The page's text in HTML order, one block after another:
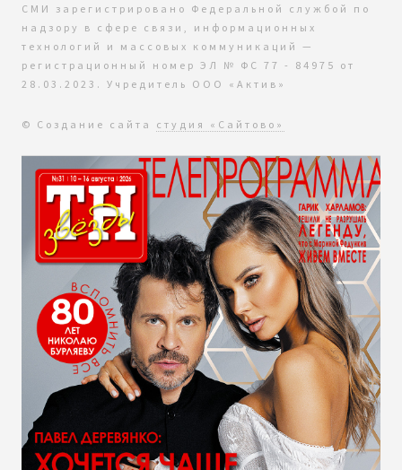
СМИ зарегистрировано Федеральной службой по
надзору в сфере связи, информационных
технологий и массовых коммуникаций —
регистрационный номер ЭЛ № ФС 77 - 84975 от
28.03.2023. Учредитель ООО «Актив»
© Создание сайта студия «Сайтово»